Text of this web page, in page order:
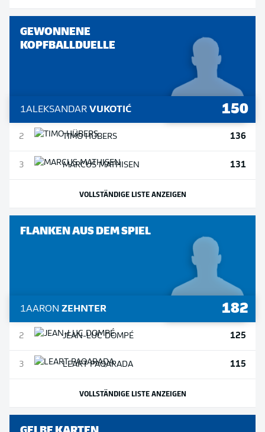
GEWONNENE
KOPFBALLDUELLE
1ALEKSANDAR VUKOTIĆ 150
2 TIMOHÜBERS 136
3 MARCUSMATHISEN 131
VOLLSTÄNDIGE LISTE ANZEIGEN
FLANKEN AUS DEM SPIEL
1AARON ZEHNTER 182
2 JEAN-LUCDOMPÉ 125
3 LEARTPAQARADA 115
VOLLSTÄNDIGE LISTE ANZEIGEN